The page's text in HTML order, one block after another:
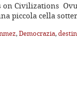
on Civilizations
piccola cella
,Democrazia,